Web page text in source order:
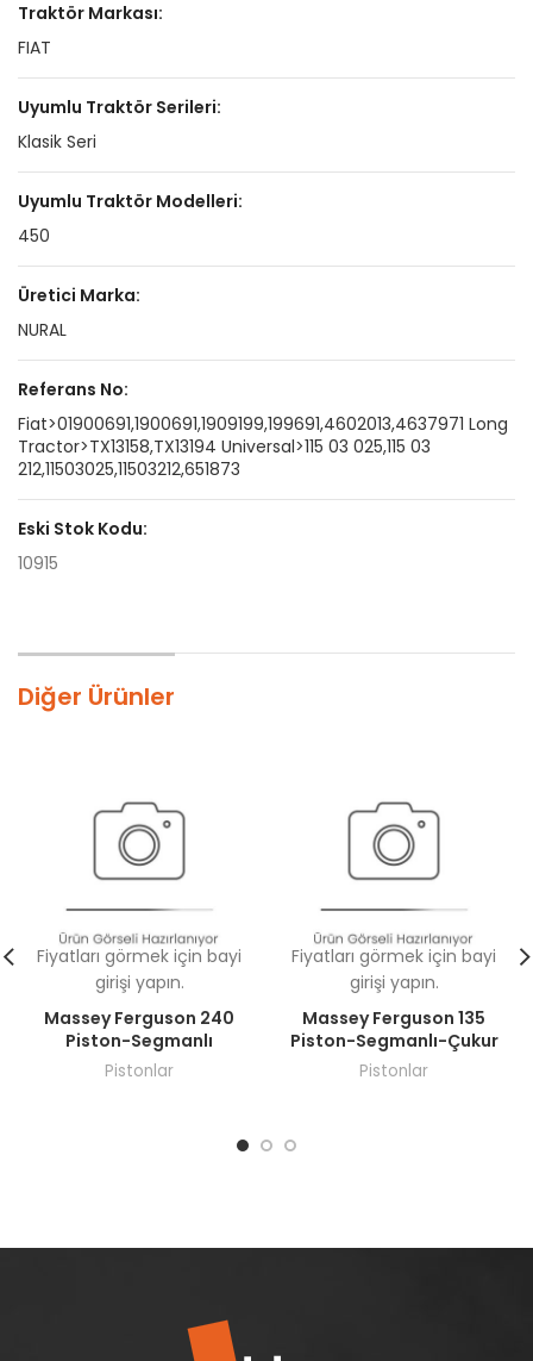
Traktör Markası:
FIAT
Uyumlu Traktör Serileri:
Klasik Seri
Uyumlu Traktör Modelleri:
450
Üretici Marka:
NURAL
Referans No:
Fiat>01900691,1900691,1909199,199691,4602013,4637971 Long
Tractor>TX13158,TX13194 Universal>115 03 025,115 03
212,11503025,11503212,651873
Eski Stok Kodu:
10915
Diğer Ürünler
Fiyatları görmek için bayi
girişi yapın.
Massey Ferguson 240
Piston-Segmanlı
Pistonlar
Fiyatları görmek için bayi
girişi yapın.
Massey Ferguson 135
Piston-Segmanlı-Çukur
Pistonlar